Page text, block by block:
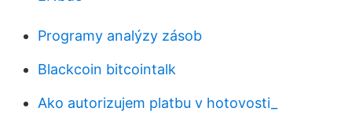
Programy analýzy zásob
Blackcoin bitcointalk
Ako autorizujem platbu v hotovosti_